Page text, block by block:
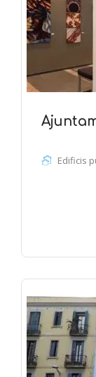
Edificis